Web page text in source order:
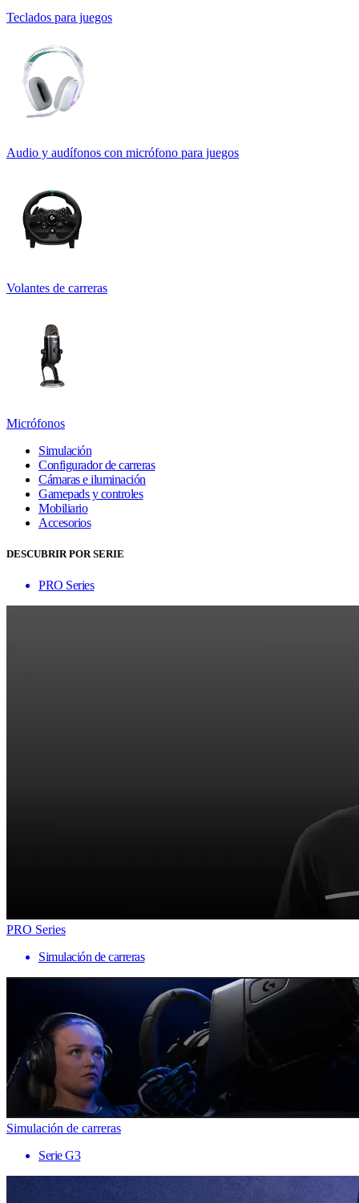
Teclados para juegos
Audio y audífonos con micrófono para juegos
Volantes de carreras
Micrófonos
Simulación
Configurador de carreras
Cámaras e iluminación
Gamepads y controles
Mobiliario
Accesorios
DESCUBRIR POR SERIE
PRO Series
PRO Series
Simulación de carreras
Simulación de carreras
Serie G3